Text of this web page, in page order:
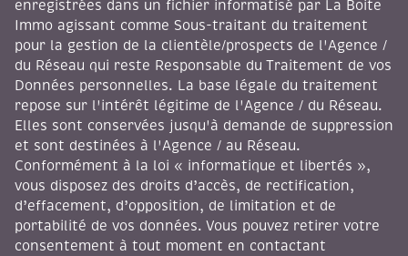
Immo agissant comme Sous-traitant du traitement
pour la gestion de la clientèle/prospects de l'Agence /
du Réseau qui reste Responsable du Traitement de vos
Données personnelles. La base légale du traitement
repose sur l'intérêt légitime de l'Agence / du Réseau.
Elles sont conservées jusqu'à demande de suppression
et sont destinées à l'Agence / au Réseau.
Conformément à la loi « informatique et libertés »,
vous disposez des droits d’accès, de rectification,
d’effacement, d’opposition, de limitation et de
portabilité de vos données. Vous pouvez retirer votre
consentement à tout moment en contactant
directement l’Agence / Le Réseau. Consultez le site